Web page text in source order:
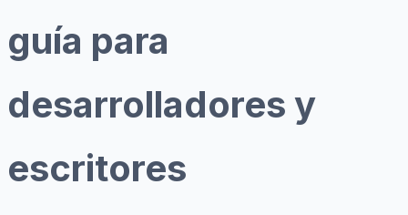
guía para
desarrolladores y
escritores